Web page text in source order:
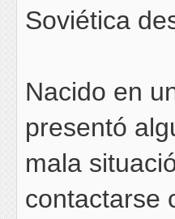
Soviética
Nacido en
presentó
mala
contactarse